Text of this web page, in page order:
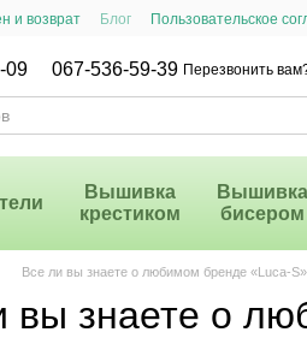
и возврат Блог Пользовательское
09 067-536-59-39 Перезвонить
Вышивка
крестиком
Вышивка
бисером
Все ли вы знаете о любимом бренде «Luca-S»
вы знаете о